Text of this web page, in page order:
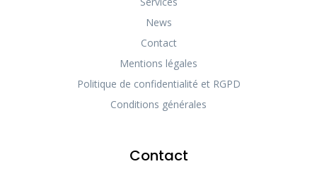
News
Contact
Mentions légales
Politique de confidentialité et RGPD
Conditions générales
Contact